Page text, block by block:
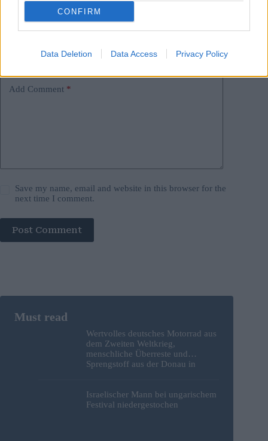
CONFIRM
Data Deletion Data Access Privacy Policy
Name
Email*
Add Comment *
Save my name, email and website in this browser for the
next time I comment.
Post Comment
Wertvolles deutsches Motorrad aus
dem Zweiten Weltkrieg,
menschliche Überreste und
Sprengstoff aus der Donau in
Israelischer Mann bei ungarischem
Festival niedergestochen